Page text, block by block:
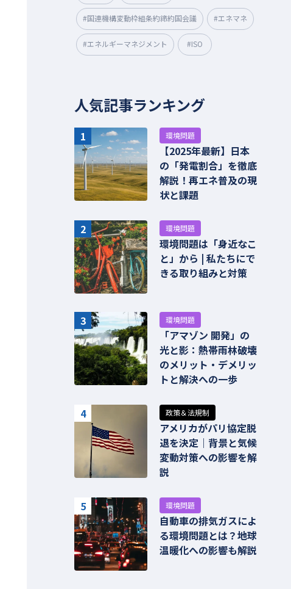
#国連機構変動枠組条約締約国会議 #エネマネ
#エネルギーマネジメント #ISO
人気記事ランキング
1 環境問題
【2025年最新】日本
の「発電割合」を徹底
解説！再エネ普及の現
状と課題
2 環境問題
環境問題は「身近なこ
と」から | 私たちにで
きる取り組みと対策
3 環境問題
「アマゾン 開発」の
光と影：熱帯雨林破壊
のメリット・デメリッ
トと解決への一歩
4 政策＆法規制
アメリカがパリ協定脱
退を決定｜背景と気候
変動対策への影響を解
説
5 環境問題
自動車の排気ガスによ
る環境問題とは？地球
温暖化への影響も解説